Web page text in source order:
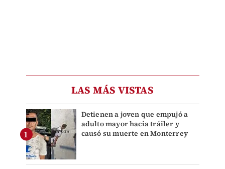
LAS MÁS VISTAS
Detienen a joven que empujó a
adulto mayor hacia tráiler y
causó su muerte en Monterrey